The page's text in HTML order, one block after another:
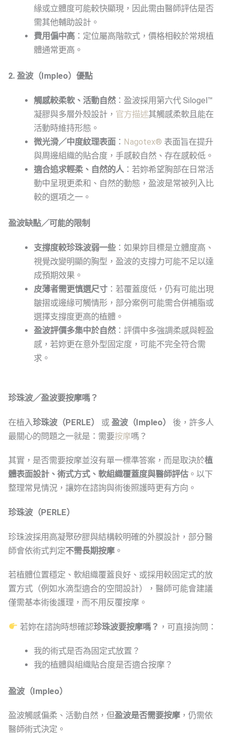
緣或立體度可能較快顯現，因此需由醫師評估是否
需其他輔助設計。
費用偏中高：定位屬高階款式，價格相較於常規植
體通常更高。
2. 盈波（Impleo）優點
觸感較柔軟、活動自然：盈波採用第六代 Silogel™
凝膠與多層外殼設計， 官方描述其觸感柔軟且能在
活動時維持形態。
微光滑／中度紋理表面： Nagotex® 表面旨在提升
與周邊組織的貼合度，手感較自然、存在感較低。
適合追求輕柔、自然的人：若妳希望胸部在日常活
動中呈現更柔和、自然的動態，盈波是常被列入比
較的選項之一。
盈波缺點／可能的限制
支撐度較珍珠波弱一些：如果妳目標是立體度高、
視覺改變明顯的胸型，盈波的支撐力可能不足以達
成預期效果。
皮薄者需更慎選尺寸：若覆蓋度低，仍有可能出現
皺摺或邊緣可觸情形，部分案例可能需合併補脂或
選擇支撐度更高的植體。
盈波評價多集中於自然：評價中多強調柔感與輕盈
感，若妳更在意外型固定度，可能不完全符合需
求。
珍珠波／盈波要按摩嗎？
在植入珍珠波（PERLE） 或盈波（Impleo）
後，許多人
最關心的問題之一就是：需要按摩嗎？
其實，是否需要按摩並沒有單一標準答案，而是取決於植
體表面設計、術式方式、軟組織覆蓋度與醫師評估。以下
整理常見情況，讓妳在諮詢與術後照護時更有方向。
珍珠波（PERLE）
珍珠波採用高凝聚矽膠與結構較明確的外膜設計，部分醫
師會依術式判定不需長期按摩。
若植體位置穩定、軟組織覆蓋良好、或採用較固定式的放
置方式（例如水滴型適合的空間設計），醫師可能會建議
僅需基本術後護理，而不用反覆按摩。
若妳在諮詢時想確認珍珠波要按摩嗎？ ，可直接詢問：
我的術式是否為固定式放置？
我的植體與組織貼合度是否適合按摩？
盈波（Impleo）
盈波觸感偏柔、活動自然，但盈波是否需要按摩，仍需依
醫師術式決定。